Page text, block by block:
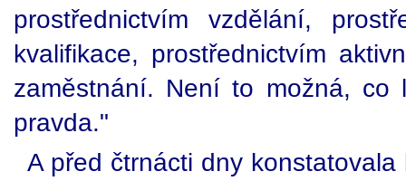
prostřednictvím vzdělání,
kvalifikace, prostřednictvím
zaměstnání. Není to možná,
pravda."
A před čtrnácti dny